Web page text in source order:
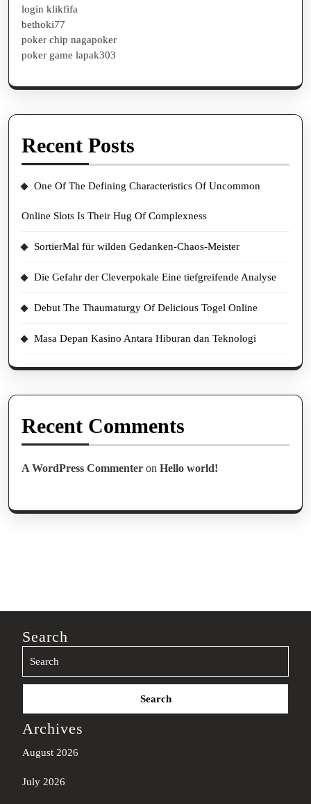
login klikfifa
bethoki77
poker chip nagapoker
poker game lapak303
Recent Posts
One Of The Defining Characteristics Of Uncommon
Online Slots Is Their Hug Of Complexness
SortierMal für wilden Gedanken-Chaos-Meister
Die Gefahr der Cleverpokale Eine tiefgreifende Analyse
Debut The Thaumaturgy Of Delicious Togel Online
Masa Depan Kasino Antara Hiburan dan Teknologi
Recent Comments
A WordPress Commenter on Hello world!
Search
Search
Archives
August 2026
July 2026